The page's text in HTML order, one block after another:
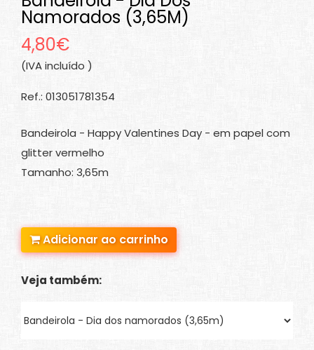
Namorados (3,65M)
4,80€
(IVA incluído )
Ref.: 013051781354
Bandeirola - Happy Valentines Day - em papel com
glitter vermelho
Tamanho: 3,65m
Adicionar ao carrinho
Veja também: